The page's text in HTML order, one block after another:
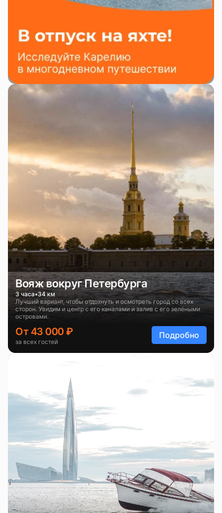
Вояж вокруг Петербурга
3 часа 34 км
Лучший вариант, чтобы отдохнуть и осмотреть город со всех
сторон. Увидим и центр с его каналами и залив с его зелёными
островами.
От 43 000 ₽
за всех гостей
Подробно